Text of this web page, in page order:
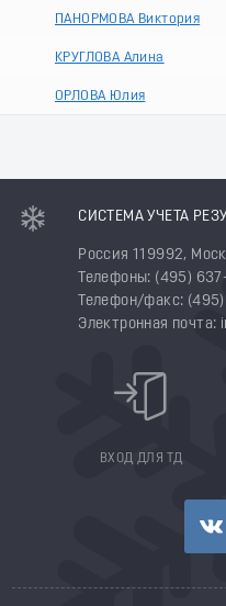
ПАНОРМОВА Виктория
КРУГЛОВА Алина
ОРЛОВА Юлия
СИСТЕМА УЧЕТА
Россия 119992,
Телефоны: (495)
Телефон/факс:
Электронная почта:
ВХОД ДЛЯ ТД